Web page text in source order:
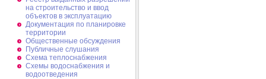
на строительство и ввод
объектов в эксплуатацию
Документация по планировке
территории
Общественные обсуждения
Публичные слушания
Схема теплоснабжения
Схемы водоснабжения и
водоотведения